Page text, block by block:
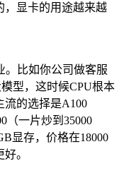
，显卡的用途越来越
。比如你公司做客服
型，这时候CPU根本
流的选择是A100
（一片炒到35000
显存，价格在18000
。